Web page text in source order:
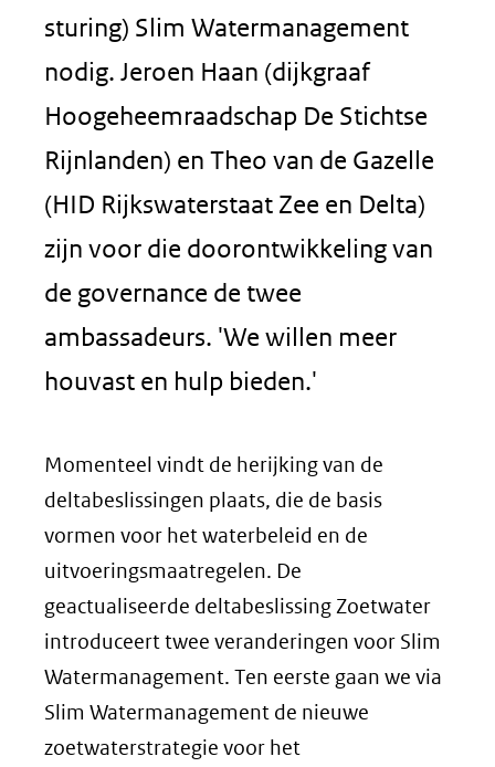
sturing) Slim Watermanagement
nodig. Jeroen Haan (dijkgraaf
Hoogeheemraadschap De Stichtse
Rijnlanden) en Theo van de Gazelle
(HID Rijkswaterstaat Zee en Delta)
zijn voor die doorontwikkeling van
de governance de twee
ambassadeurs. 'We willen meer
houvast en hulp bieden.'
Momenteel vindt de herijking van de
deltabeslissingen plaats, die de basis
vormen voor het waterbeleid en de
uitvoeringsmaatregelen. De
geactualiseerde deltabeslissing Zoetwater
introduceert twee veranderingen voor Slim
Watermanagement. Ten eerste gaan we via
Slim Watermanagement de nieuwe
zoetwaterstrategie voor het